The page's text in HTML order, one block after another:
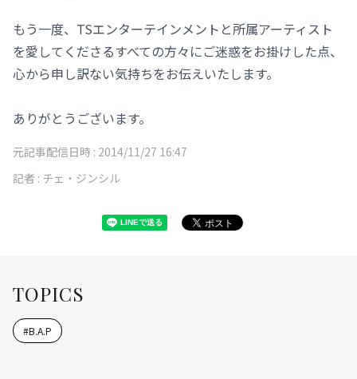
もう一度、TSエンターテインメントと所属アーティスト
を愛してくださるすべての方々にご迷惑をお掛けした点、
心から申し訳ない気持ちをお伝えいたします。
ありがとうございます。
元記事配信日時 : 2014/11/27 16:47
記者 : チェ・ジンシル
TOPICS
#B.A.P